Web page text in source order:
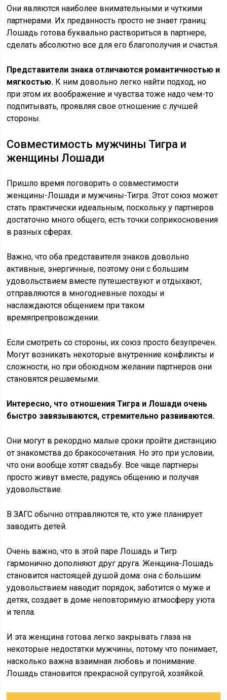
Они являются наиболее внимательными и чуткими
партнерами. Их преданность просто не знает границ:
Лошадь готова буквально раствориться в партнере,
сделать абсолютно все для его благополучия и счастья.
Представители знака отличаются романтичностью и
мягкостью. К ним довольно легко найти подход, но
при этом их воображение и чувства тоже надо чем-то
подпитывать, проявляя свое отношение с лучшей
стороны.
Совместимость мужчины Тигра и
женщины Лошади
Пришло время поговорить о совместимости
женщины-Лошади и мужчины-Тигра. Этот союз может
стать практически идеальным, поскольку у партнеров
достаточно много общего, есть точки соприкосновения
в разных сферах.
Важно, что оба представителя знаков довольно
активные, энергичные, поэтому они с большим
удовольствием вместе путешествуют и отдыхают,
отправляются в многодневные походы и
наслаждаются общением при таком
времяпрепровождении.
Если смотреть со стороны, их союз просто безупречен.
Могут возникать некоторые внутренние конфликты и
сложности, но при обоюдном желании партнеров они
становятся решаемыми.
Интересно, что отношения Тигра и Лошади очень
быстро завязываются, стремительно развиваются.
Они могут в рекордно малые сроки пройти дистанцию
от знакомства до бракосочетания. Но это при условии,
что они вообще хотят свадьбу. Все чаще партнеры
просто живут вместе, радуясь общению и получая
удовольствие.
В ЗАГС обычно отправляются те, кто уже планирует
заводить детей.
Очень важно, что в этой паре Лошадь и Тигр
гармонично дополняют друг друга. Женщина-Лошадь
становится настоящей душой дома: она с большим
удовольствием наводит порядок, заботится о муже и
детях, создает в доме неповторимую атмосферу уюта
и тепла.
И эта женщина готова легко закрывать глаза на
некоторые недостатки мужчины, потому что понимает,
насколько важна взаимная любовь и понимание.
Лошадь становится прекрасной супругой, хозяйкой.